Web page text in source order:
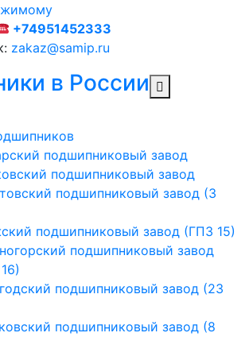
+74951452333
zakaz@samip.ru
в России
подшипниковый завод
подшипниковый завод
подшипниковый завод (3
подшипниковый завод (ГПЗ 15)
подшипниковый завод
подшипниковый завод (23
подшипниковый завод (8